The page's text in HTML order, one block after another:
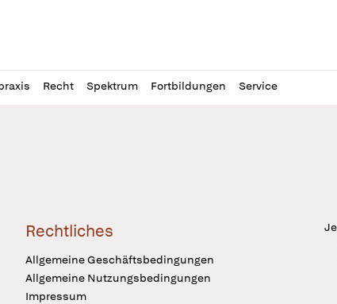
Recht Spektrum Fortbildungen Service
Rechtliches
Allgemeine Geschäftsbedingungen
Allgemeine Nutzungsbedingungen
Impressum